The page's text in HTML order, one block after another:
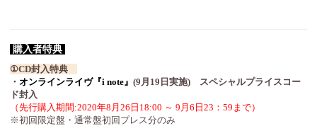
購入者特典
①CD封入特典
・ オンラインライヴ『i note』 (9月19日実施) スペシャルプライスコー
ド封入
（先行購入期間:2020年8月26日18:00 ～ 9月6日23：59まで）
※初回限定盤・通常盤初回プレス分のみ